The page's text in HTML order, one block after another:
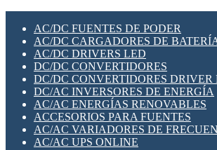
SWITCH Y MICROSWITCH
TARJETAS PI
UNIÓN Y DERIVACIÓN DE CABLE
PLACAS MODULARES IOT
SWITCHES Y REDES WIFI
SOLUCIONES IOT
SOLUCIONES LORAWAN
SOLUCIONES RED CELULAR
SEGURIDAD PARA REDES
SWITCHES LAN
TELEFONÍA IP (VOIP)
VIGILANCIA IP (CCTV)
MESHTASTIC
AC/DC FUENTES DE PODER
AC/DC CARGADORES DE
AC/DC DRIVERS LED
DC/DC CONVERTIDORES
DC/DC CONVERTIDORES DRIVER
DC/AC INVERSORES DE ENERGÍA
AC/AC ENERGÍAS RENOVABLES
ACCESORIOS PARA FUENTES
AC/AC VARIADORES DE
AC/AC UPS ONLINE